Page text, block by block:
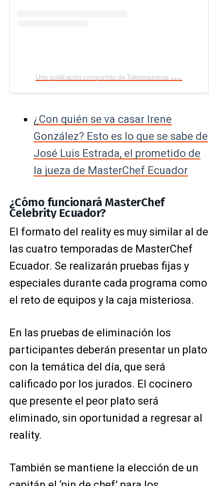
U
na publicación compartida de Teleamazonas (@teleamazonasec)
¿Con quién se va casar Irene
González? Esto es lo que se sabe de
José Luis Estrada, el prometido de
la jueza de MasterChef Ecuador
¿Cómo funcionará MasterChef
Celebrity Ecuador?
El formato del reality es muy similar al de
las cuatro temporadas de MasterChef
Ecuador. Se realizarán pruebas fijas y
especiales durante cada programa como
el reto de equipos y la caja misteriosa.
En las pruebas de eliminación los
participantes deberán presentar un plato
con la temática del día, que será
calificado por los jurados. El cocinero
que presente el peor plato será
eliminado, sin oportunidad a regresar al
reality.
También se mantiene la elección de un